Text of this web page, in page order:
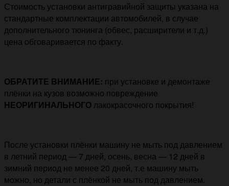
Стоимость установки антигравийной защиты указана на
стандартные комплектации автомобилей, в случае
дополнительного тюнинга (обвес, расширители и т.д.)
цена обговаривается по факту.
ОБРАТИТЕ ВНИМАНИЕ: при установке и демонтаже
плёнки на кузов возможно повреждение
НЕОРИГИНАЛЬНОГОлакокрасочного покрытия!
После установки плёнки машину не мыть под давлением
в летний период — 7 дней, осень, весна — 12 дней в
зимний период не менее 20 дней, т.е машину мыть
можно, но детали с плёнкой не мыть под давлением.